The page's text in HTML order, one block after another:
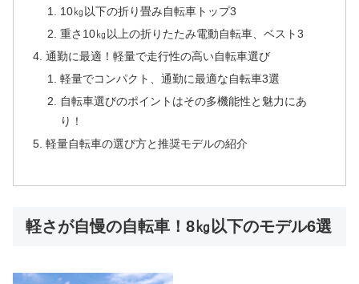
10㎏以下の折り畳み自転車トップ3
重さ10㎏以上の折りたたみ電動自転車、ベスト3
通勤に最適！軽量で走行性の高い自転車選び
軽量でコンパクト、通勤に最適な自転車3選
自転車選びのポイントはその多機能性と魅力にあ
り！
軽量自転車の選び方と推奨モデルの紹介
軽さが自慢の自転車！8㎏以下のモデル6選